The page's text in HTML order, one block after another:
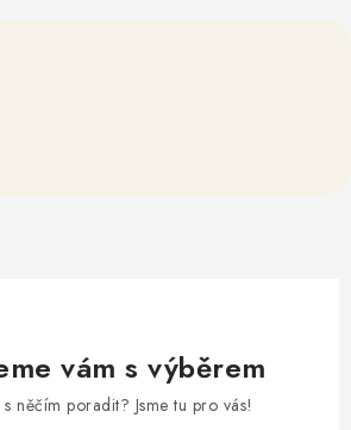
vám s výběrem
něčím poradit? Jsme tu pro vás!